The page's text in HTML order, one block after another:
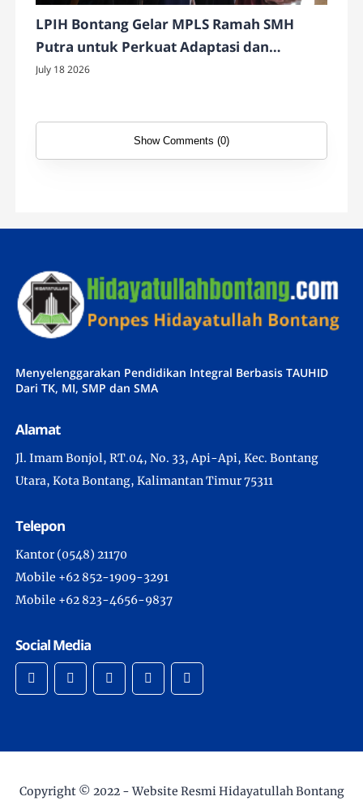
LPIH Bontang Gelar MPLS Ramah SMH
Putra untuk Perkuat Adaptasi dan
Karakter Siswa
July 18 2026
Show Comments (0)
Menyelenggarakan Pendidikan Integral Berbasis TAUHID
Dari TK, MI, SMP dan SMA
Alamat
Jl. Imam Bonjol, RT.04, No. 33, Api-Api, Kec. Bontang
Utara, Kota Bontang, Kalimantan Timur 75311
Telepon
Kantor (0548) 21170
Mobile +62 852-1909-3291
Mobile +62 823-4656-9837
Social Media
Copyright © 2022 - Website Resmi Hidayatullah Bontang